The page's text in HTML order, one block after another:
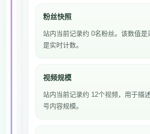
粉丝快照
站内当前记录约 0名粉丝。该数值是
是实时计数。
视频规模
站内当前记录约 12个视频，用于描
号内容规模。